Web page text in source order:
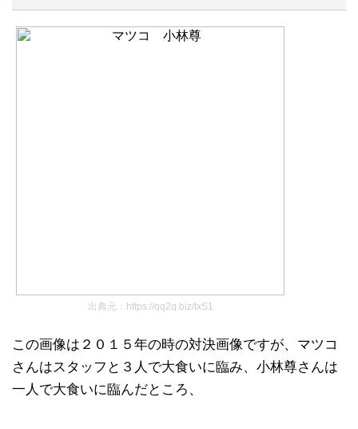
出典元：https://qq2q.biz/txS1
この画像は２０１５年の時の対決画像ですが、マツコ
さんはスタッフと３人で大食いに臨み、小林尊さんは
一人で大食いに臨んだところ、